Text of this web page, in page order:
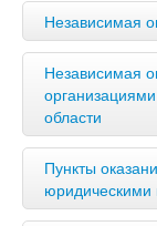
Независимая
Независимая
области
Пункты
юридическими